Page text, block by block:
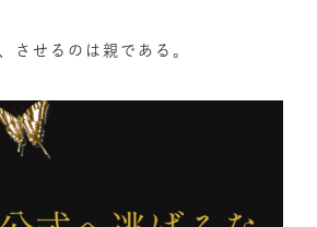
させるのは親である。